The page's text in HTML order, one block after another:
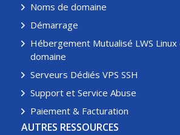
Noms de domaine
Démarrage
Hébergement Mutualisé LWS
domaine
Serveurs Dédiés VPS SSH
Support et Service Abuse
Paiement & Facturation
AUTRES RESSOURCES